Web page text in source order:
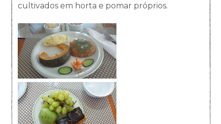
cultivados em horta e pomar próprios.